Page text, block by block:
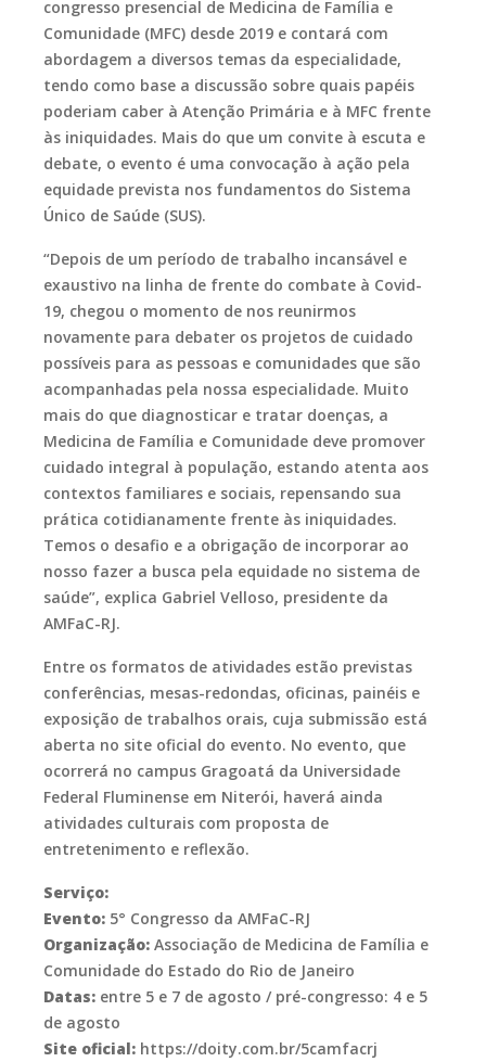
congresso presencial de Medicina de Família e
Comunidade (MFC) desde 2019 e contará com
abordagem a diversos temas da especialidade,
tendo como base a discussão sobre quais papéis
poderiam caber à Atenção Primária e à MFC frente
às iniquidades. Mais do que um convite à escuta e
debate, o evento é uma convocação à ação pela
equidade prevista nos fundamentos do Sistema
Único de Saúde (SUS).
“Depois de um período de trabalho incansável e
exaustivo na linha de frente do combate à Covid-
19, chegou o momento de nos reunirmos
novamente para debater os projetos de cuidado
possíveis para as pessoas e comunidades que são
acompanhadas pela nossa especialidade. Muito
mais do que diagnosticar e tratar doenças, a
Medicina de Família e Comunidade deve promover
cuidado integral à população, estando atenta aos
contextos familiares e sociais, repensando sua
prática cotidianamente frente às iniquidades.
Temos o desafio e a obrigação de incorporar ao
nosso fazer a busca pela equidade no sistema de
saúde”, explica Gabriel Velloso, presidente da
AMFaC-RJ.
Entre os formatos de atividades estão previstas
conferências, mesas-redondas, oficinas, painéis e
exposição de trabalhos orais, cuja submissão está
aberta no site oficial do evento. No evento, que
ocorrerá no campus Gragoatá da Universidade
Federal Fluminense em Niterói, haverá ainda
atividades culturais com proposta de
entretenimento e reflexão.
Serviço:
Evento: 5° Congresso da AMFaC-RJ
Organização: Associação de Medicina de Família e
Comunidade do Estado do Rio de Janeiro
Datas: entre 5 e 7 de agosto / pré-congresso: 4 e 5
de agosto
Site oficial: https://doity.com.br/5camfacrj